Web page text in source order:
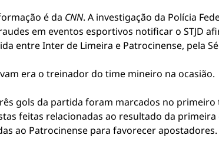
é da CNN. A investigação da Polícia
em eventos esportivos notificar o STJD
entre Inter de Limeira e Patrocinense, pela
era o treinador do time mineiro na ocasião.
gols da partida foram marcados no
feitas relacionadas ao resultado da
ao Patrocinense para favorecer apostadores.